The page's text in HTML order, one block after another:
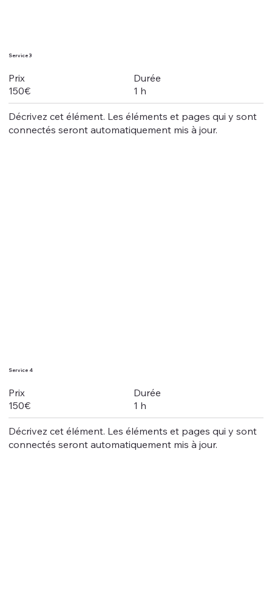
Service 3
Prix
150€
Durée
1 h
Décrivez cet élément. Les éléments et pages qui y sont
connectés seront automatiquement mis à jour.
Service 4
Prix
150€
Durée
1 h
Décrivez cet élément. Les éléments et pages qui y sont
connectés seront automatiquement mis à jour.